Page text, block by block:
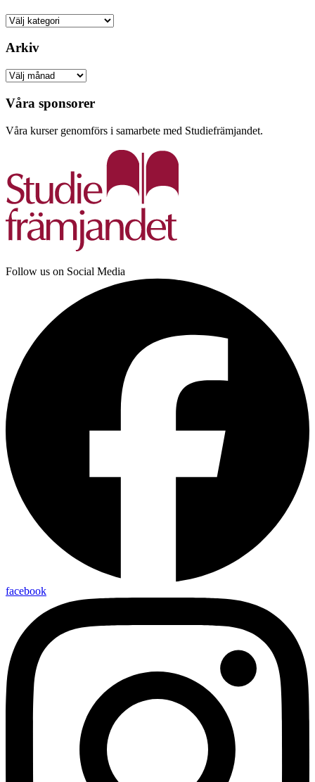
Kategorier
Arkiv
Arkiv
Våra sponsorer
Våra kurser genomförs i samarbete med Studiefrämjandet.
Follow us on Social Media
facebook